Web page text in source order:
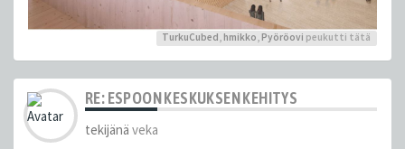
TurkuCubed, hmikko, Pyöröovi peukutti tätä
RE: ESPOON KESKUKSEN KEHITYS
tekijänä veka